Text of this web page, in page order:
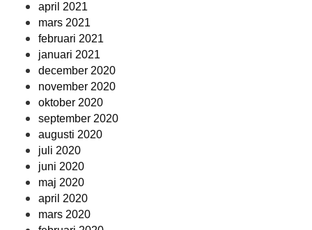
april 2021
mars 2021
februari 2021
januari 2021
december 2020
november 2020
oktober 2020
september 2020
augusti 2020
juli 2020
juni 2020
maj 2020
april 2020
mars 2020